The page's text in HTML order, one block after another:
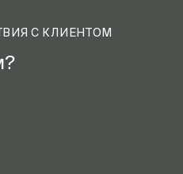
С КЛИЕНТОМ